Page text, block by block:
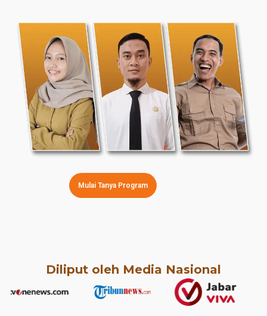
Mulai Tanya Program
Diliput oleh Media Nasional